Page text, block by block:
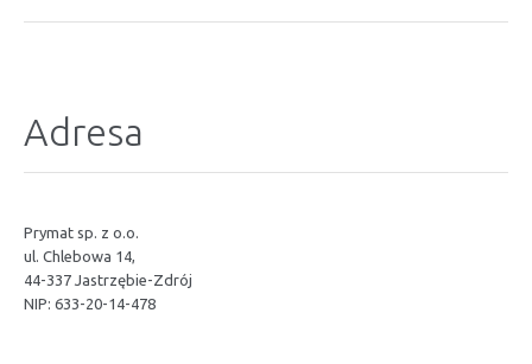
Adresa
Prymat sp. z o.o.
ul. Chlebowa 14,
44-337 Jastrzębie-Zdrój
NIP: 633-20-14-478